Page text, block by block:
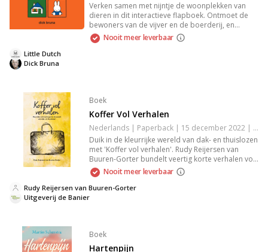
Verken samen met nijntje de woonplekken van
dieren in dit interactieve flapboek. Ontmoet de
bewoners van de vijver en de boerderij, en
ontdek waar nijntje zelf woont. Ideaal voor de
Kinderboekenweek 2023, benadrukt het thema
Nooit meer leverbaar
Dick Bruna
Little Dutch
Boek
Koffer Vol Verhalen
Nederlands | Paperback | 15 december 2022 | 96 pagina's | 9789087188375
Duik in de kleurrijke wereld van dak- en thuislozen
met 'Koffer vol verhalen'. Rudy Reijersen van
Buuren-Gorter bundelt veertig korte verhalen vol
ontroerende levensverhalen, confrontaties en
alledaagse gebeurtenissen. Lees hoe deze
ontmoetingen harten raken en perspectieven
veranderen.
Nooit meer leverbaar
Uitgeverij de Banier
Rudy Reijersen van Buuren-Gorter
Boek
Hartenpijn